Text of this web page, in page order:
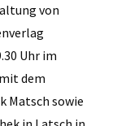
von
Uhr im
dem
Matsch sowie